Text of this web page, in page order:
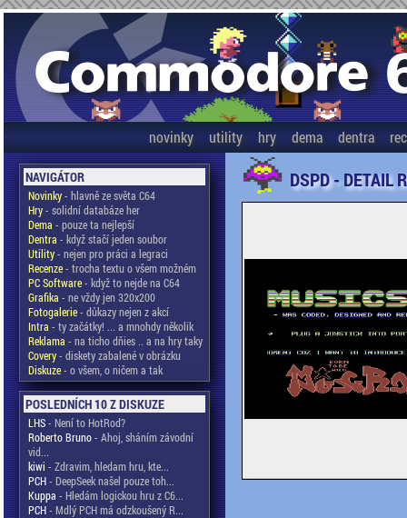
novinky utility hry dema dentra
NAVIGÁTOR
Novinky- hlavně ze světa C64
Hry- solidní databáze her
Dema - pouze ta nejlepší
Dentra - když stačí jeden soubor
Utility- nejen pro práci a legraci
Recenze- trocha textu o všem možném
PC Software- když to nejde na C64
Grafika - ne vždy jen 320x200
Fotogalerie- důkazy nejen z akcí
Intra - ty začátky! ... a mnohdy několik
Reklama - na ticho dňies .. a na hry taky
Covery- diskety zabalené v obrázku
Diskuze- o všem, o ničem a tak
POSLEDNÍCH 10 Z DISKUZE
LHS- Není to HotRod?
Roberto Bruno- Ahoj, sháním závodní
vid...
kiwi - Zdravim, hledam hru, kte...
PCH- DeepSeek našel pouze toh...
Kuppa - Hledám logickou hru z C6...
PCH- Mdlý PCH má odzkoušený R...
DSPD - DETAIL